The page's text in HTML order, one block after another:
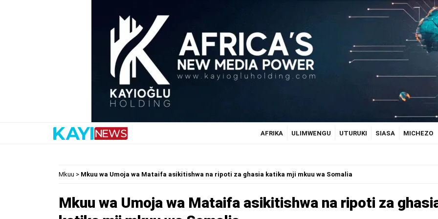
AFRIKA ULIMWENGU UTURUKI SIASA MICHEZO
Mkuu > Mkuu wa Umoja wa Mataifa asikitishwa na ripoti za ghasia katika mji mkuu wa Somalia
Mkuu wa Umoja wa Mataifa asikitishwa na ripoti za